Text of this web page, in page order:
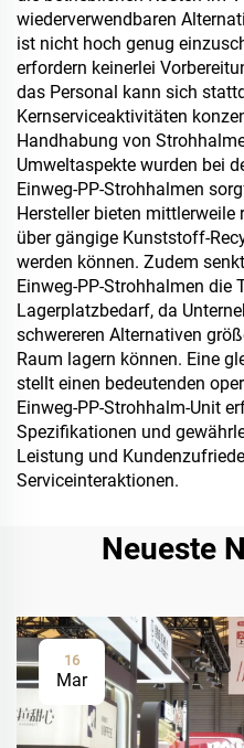
wiederverwendbaren
ist nicht hoch genug
erfordern keinerlei
das Personal kann sich
Kernserviceaktivitäten
Handhabung von
Umweltaspekte wurden bei
Einweg-PP-Strohhalmen
Hersteller bieten mittlerweile
über gängige Kunststoff-
werden können. Zudem
Einweg-PP-Strohhalmen die
Lagerplatzbedarf, da
schwereren Alternativen
Raum lagern können. Eine
stellt einen bedeutenden
Einweg-PP-Strohhalm-Unit
Spezifikationen und
Leistung und
Serviceinteraktionen.
Neueste
16
Mar